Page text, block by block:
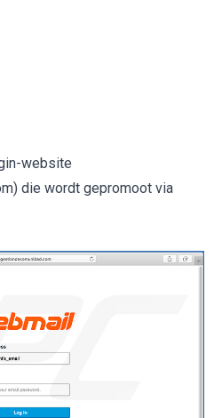
website
die wordt gepromoot via